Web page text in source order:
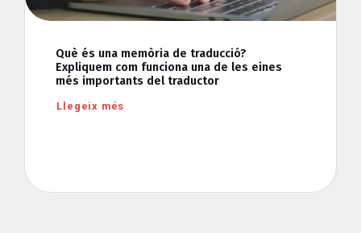
Què és una memòria de traducció?
Expliquem com funciona una de les eines
més importants del traductor
Llegeix més